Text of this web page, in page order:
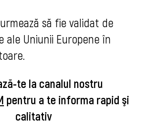
să fie validat de
ale Uniunii Europene în
te la canalul nostru
pentru a te informa rapid şi
calitativ